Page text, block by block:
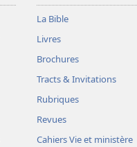
La Bible
Livres
Brochures
Tracts & Invitations
Rubriques
Revues
Cahiers Vie et ministère